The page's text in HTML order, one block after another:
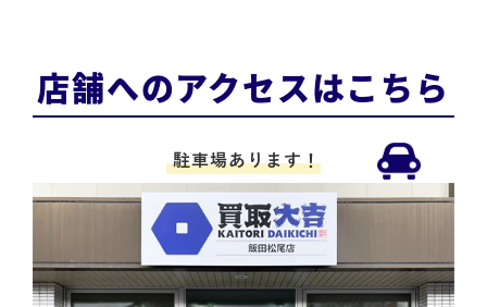
店舗へのアクセスはこちら
駐車場あります！